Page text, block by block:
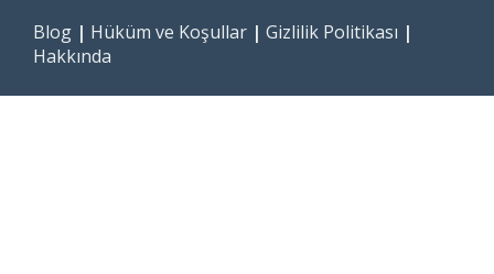
Blog | Hüküm ve Koşullar | Gizlilik Politikası |
Hakkında